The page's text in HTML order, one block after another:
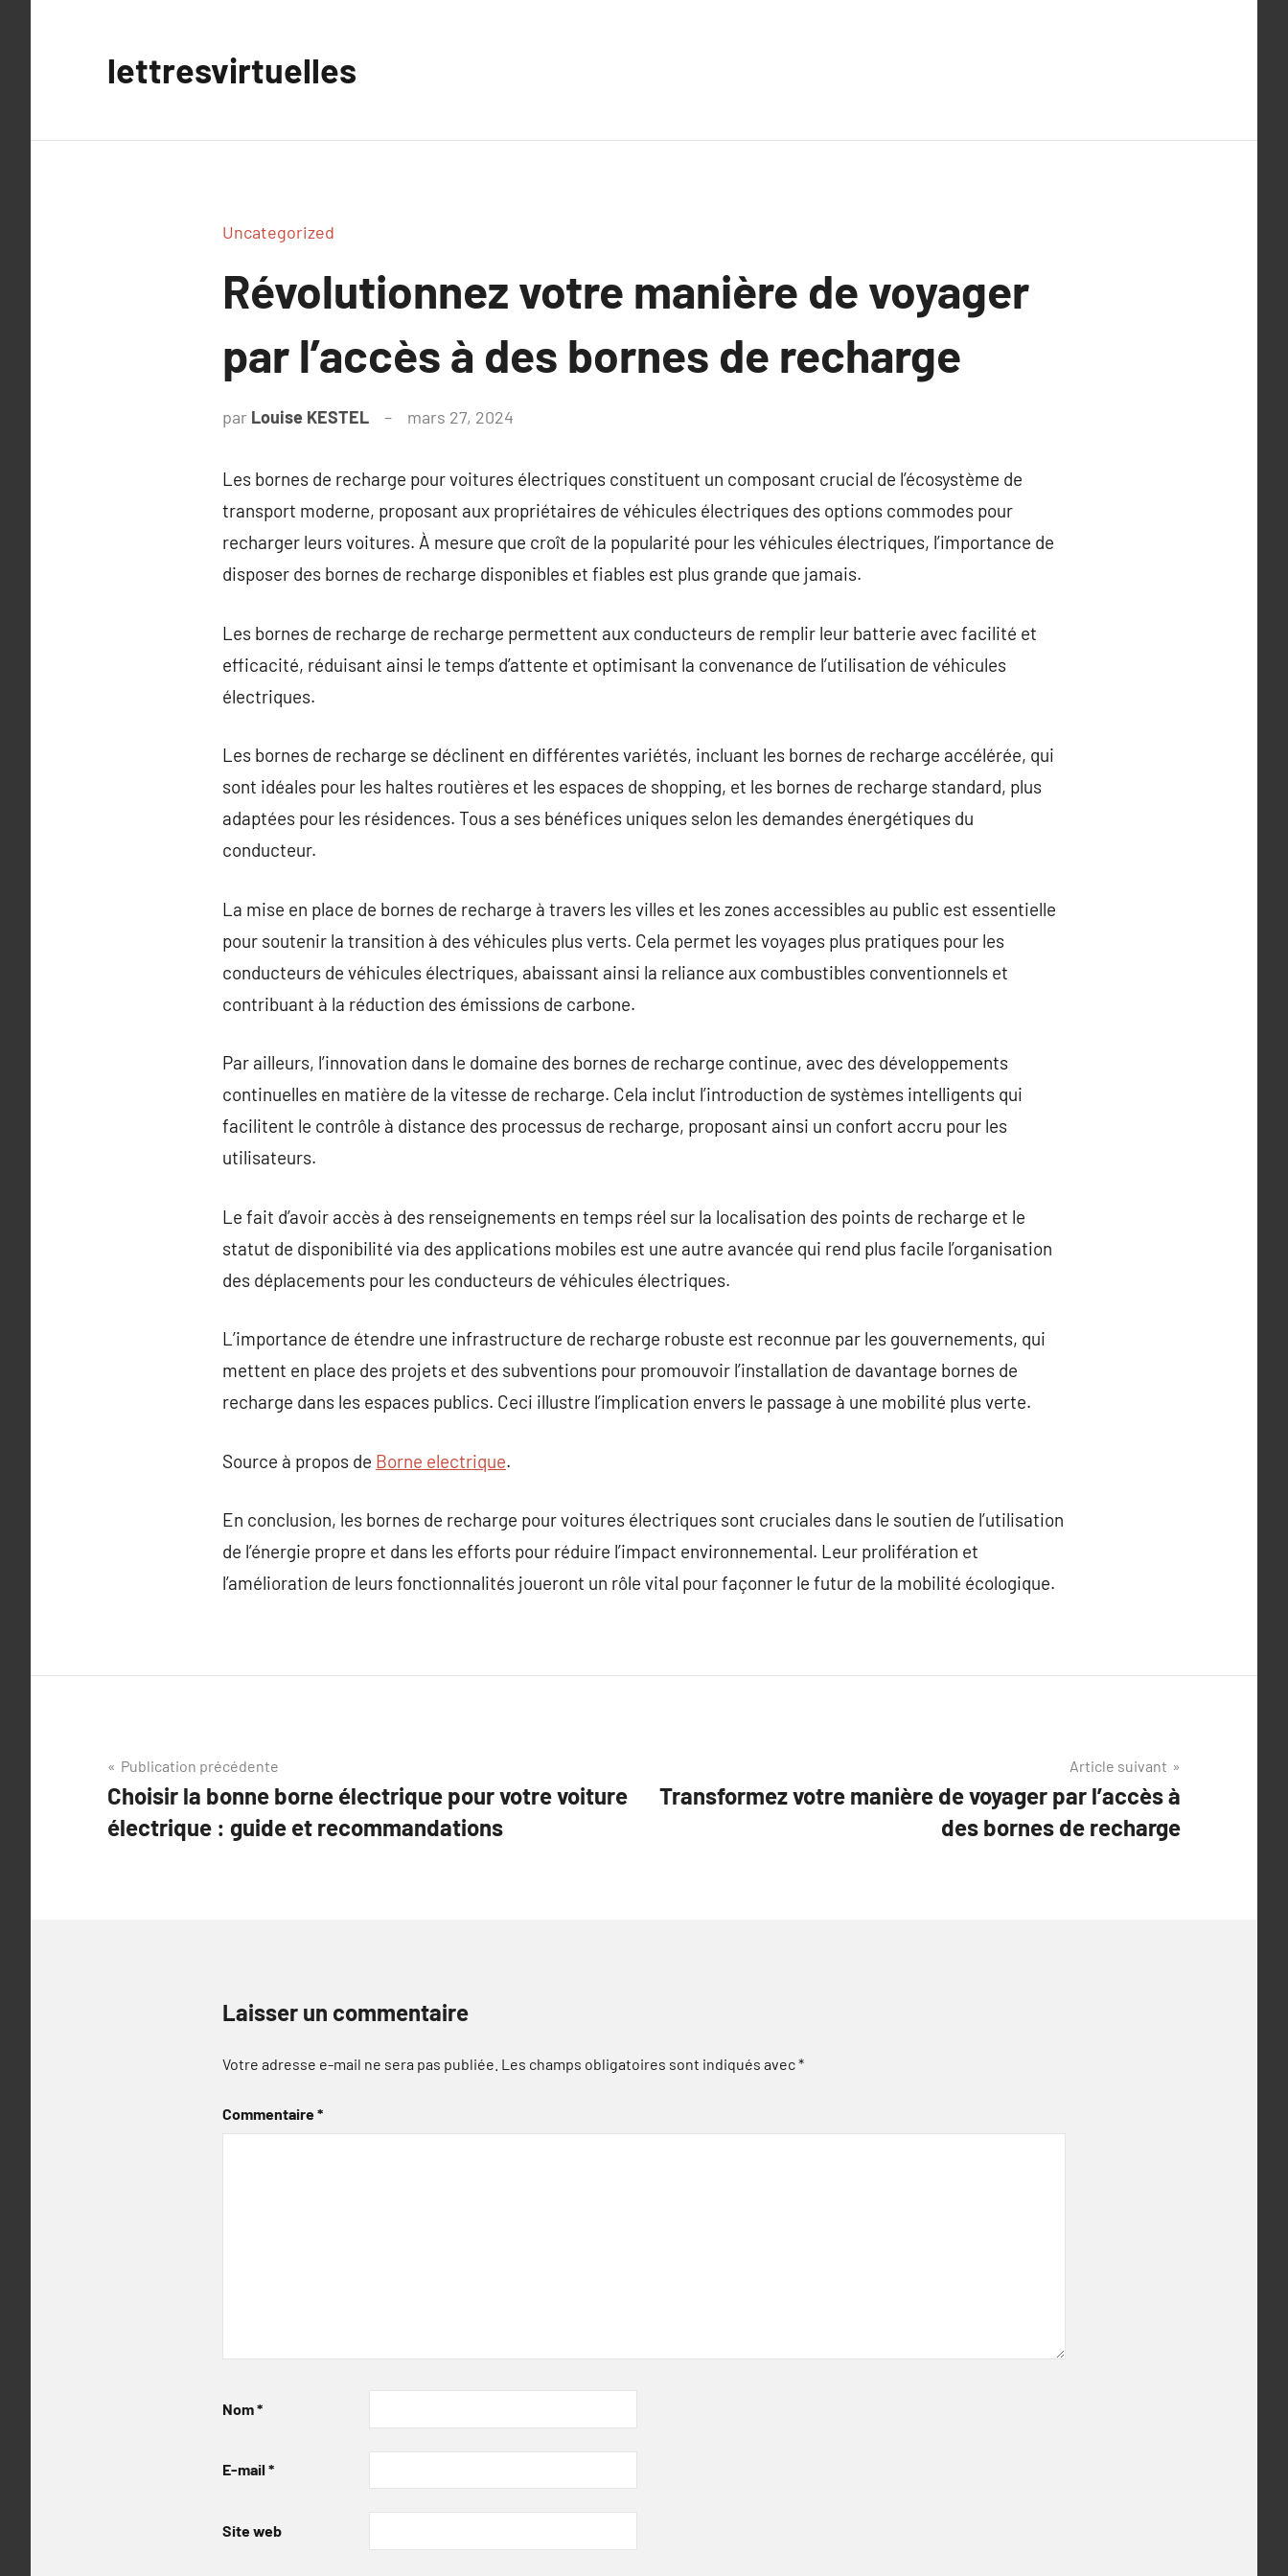
lettresvirtuelles
Uncategorized
Révolutionnez votre manière de voyager
par l’accès à des bornes de recharge
par Louise KESTEL mars 27, 2024
Les bornes de recharge pour voitures électriques constituent un composant crucial de l’écosystème de
transport moderne, proposant aux propriétaires de véhicules électriques des options commodes pour
recharger leurs voitures. À mesure que croît de la popularité pour les véhicules électriques, l’importance de
disposer des bornes de recharge disponibles et fiables est plus grande que jamais.
Les bornes de recharge de recharge permettent aux conducteurs de remplir leur batterie avec facilité et
efficacité, réduisant ainsi le temps d’attente et optimisant la convenance de l’utilisation de véhicules
électriques.
Les bornes de recharge se déclinent en différentes variétés, incluant les bornes de recharge accélérée, qui
sont idéales pour les haltes routières et les espaces de shopping, et les bornes de recharge standard, plus
adaptées pour les résidences. Tous a ses bénéfices uniques selon les demandes énergétiques du
conducteur.
La mise en place de bornes de recharge à travers les villes et les zones accessibles au public est essentielle
pour soutenir la transition à des véhicules plus verts. Cela permet les voyages plus pratiques pour les
conducteurs de véhicules électriques, abaissant ainsi la reliance aux combustibles conventionnels et
contribuant à la réduction des émissions de carbone.
Par ailleurs, l’innovation dans le domaine des bornes de recharge continue, avec des développements
continuelles en matière de la vitesse de recharge. Cela inclut l’introduction de systèmes intelligents qui
facilitent le contrôle à distance des processus de recharge, proposant ainsi un confort accru pour les
utilisateurs.
Le fait d’avoir accès à des renseignements en temps réel sur la localisation des points de recharge et le
statut de disponibilité via des applications mobiles est une autre avancée qui rend plus facile l’organisation
des déplacements pour les conducteurs de véhicules électriques.
L’importance de étendre une infrastructure de recharge robuste est reconnue par les gouvernements, qui
mettent en place des projets et des subventions pour promouvoir l’installation de davantage bornes de
recharge dans les espaces publics. Ceci illustre l’implication envers le passage à une mobilité plus verte.
Source à propos de Borne electrique.
En conclusion, les bornes de recharge pour voitures électriques sont cruciales dans le soutien de l’utilisation
de l’énergie propre et dans les efforts pour réduire l’impact environnemental. Leur prolifération et
l’amélioration de leurs fonctionnalités joueront un rôle vital pour façonner le futur de la mobilité écologique.
Navigation
de
l’article
Publication précédente
Choisir la bonne borne électrique pour votre voiture
électrique : guide et recommandations
Article suivant
Transformez votre manière de voyager par l’accès à
des bornes de recharge
Laisser un commentaire
Votre adresse e-mail ne sera pas publiée. Les champs obligatoires sont indiqués avec*
Commentaire*
Nom*
E-mail *
Site web